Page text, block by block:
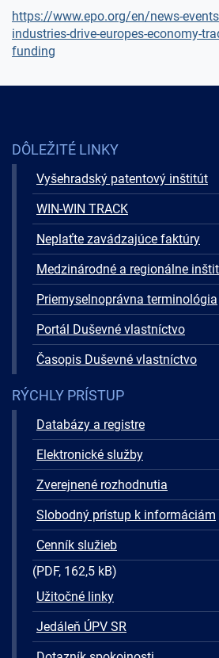
https://www.epo.org/en/news-
industries-drive-europes-economy-
funding
DÔLEŽITÉ LINKY
Vyšehradský patentový inštitút
WIN-WIN TRACK
Neplaťte zavádzajúce faktúry
Medzinárodné a regionálne
Priemyselnoprávna terminológia
Portál Duševné vlastníctvo
Časopis Duševné vlastníctvo
RÝCHLY PRÍSTUP
Databázy a registre
Elektronické služby
Zverejnené rozhodnutia
Slobodný prístup k informáciám
Cenník služieb
(PDF, 162,5 kB)
Užitočné linky
Jedáleň ÚPV SR